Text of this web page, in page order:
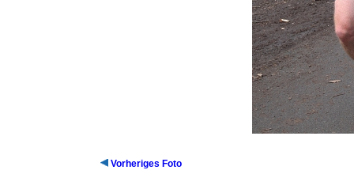
Vorheriges Foto